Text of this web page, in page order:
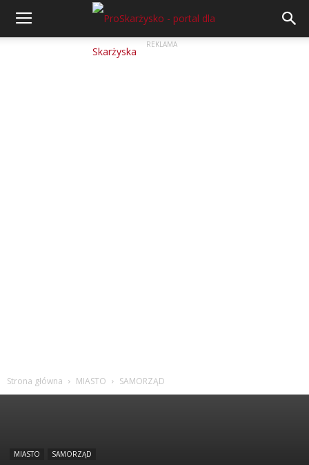
REKLAMA
Strona główna MIASTO SAMORZĄD
MIASTO SAMORZĄD